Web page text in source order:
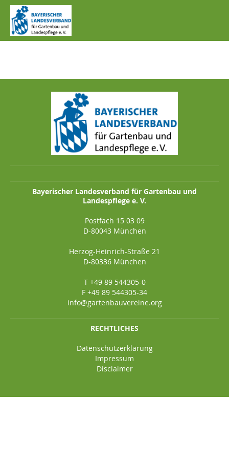
IMG_1254.JPG
Bayerischer Landesverband für Gartenbau und
Landespflege e. V.
Postfach 15 03 09
D-80043 München
Herzog-Heinrich-Straße 21
D-80336 München
T +49 89 544305-0
F +49 89 544305-34
info@gartenbauvereine.org
RECHTLICHES
Datenschutzerklärung
Impressum
Disclaimer